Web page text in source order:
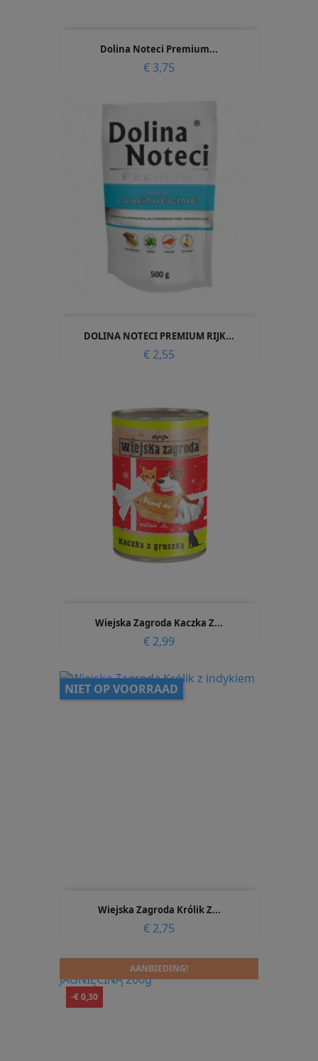
Dolina Noteci Premium...
Prijs
€ 3,75
DOLINA NOTECI PREMIUM RIJK...
Prijs
€ 2,55
Wiejska Zagroda Kaczka Z...
Prijs
€ 2,99
Wiejska Zagroda Królik Z...
Prijs
€ 2,75
NIET OP VOORRAAD
-€ 0,30
AANBIEDING!